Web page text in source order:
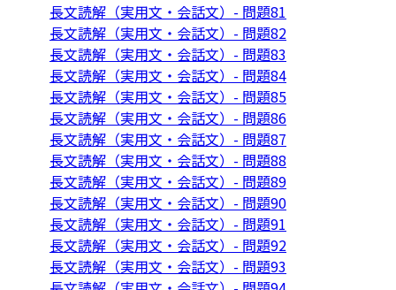
長文読解（実用文・会話文）- 問題81
長文読解（実用文・会話文）- 問題82
長文読解（実用文・会話文）- 問題83
長文読解（実用文・会話文）- 問題84
長文読解（実用文・会話文）- 問題85
長文読解（実用文・会話文）- 問題86
長文読解（実用文・会話文）- 問題87
長文読解（実用文・会話文）- 問題88
長文読解（実用文・会話文）- 問題89
長文読解（実用文・会話文）- 問題90
長文読解（実用文・会話文）- 問題91
長文読解（実用文・会話文）- 問題92
長文読解（実用文・会話文）- 問題93